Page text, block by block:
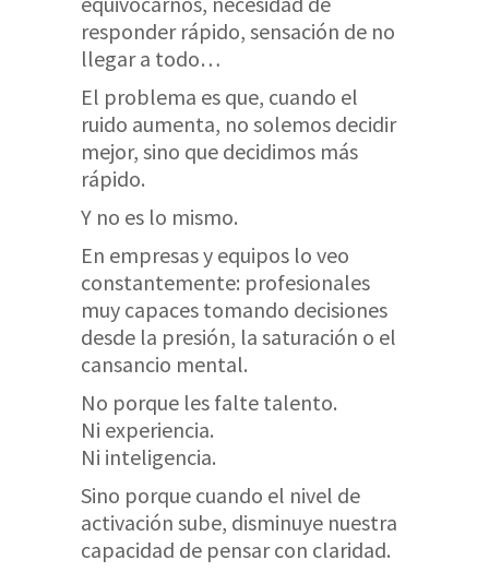
responder rápido, sensación de no
llegar a todo…
El problema es que, cuando el
ruido aumenta, no solemos decidir
mejor, sino que decidimos más
rápido.
Y no es lo mismo.
En empresas y equipos lo veo
constantemente: profesionales
muy capaces tomando decisiones
desde la presión, la saturación o el
cansancio mental.
No porque les falte talento.
Ni experiencia.
Ni inteligencia.
Sino porque cuando el nivel de
activación sube, disminuye nuestra
capacidad de pensar con claridad.